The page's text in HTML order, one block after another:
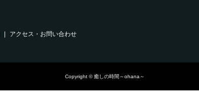
アクセス・お問い合わせ
Copyright © 癒しの時間～ohana～